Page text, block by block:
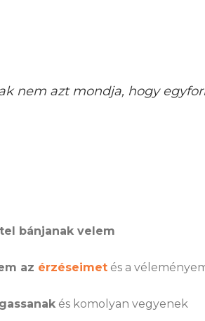
nem azt mondja, hogy
bánjanak velem
az érzéseimet és a
és komolyan vegyenek